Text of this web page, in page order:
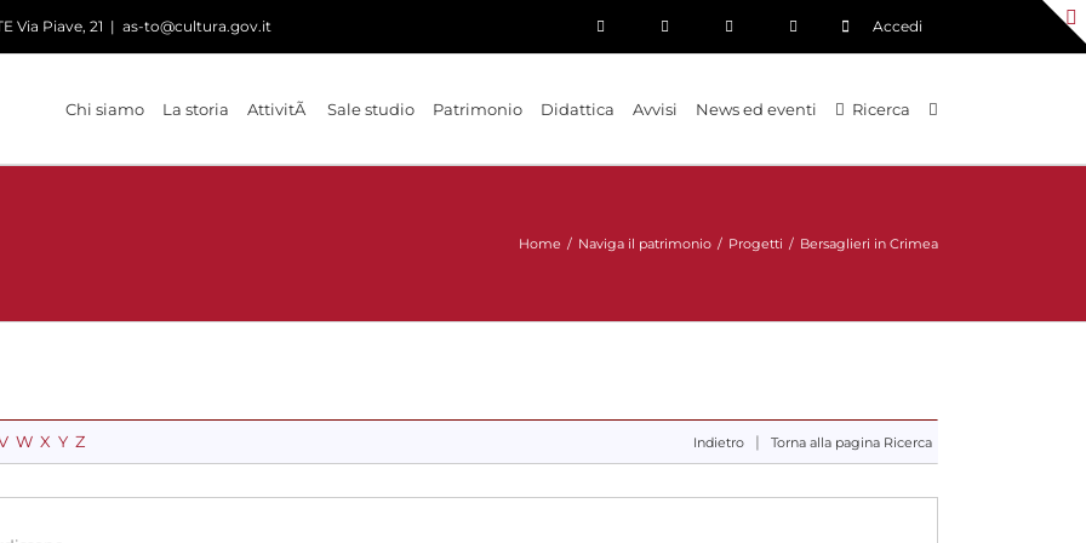
Via Piave, 21 | as-to@cultura.gov.it Accedi
Chi siamo La storia AttivitÃ Sale studio Patrimonio Didattica Avvisi News ed eventi Ricerca
Home / Naviga il patrimonio / Progetti / Bersaglieri in Crimea
W X Y Z Indietro | Torna alla pagina Ricerca